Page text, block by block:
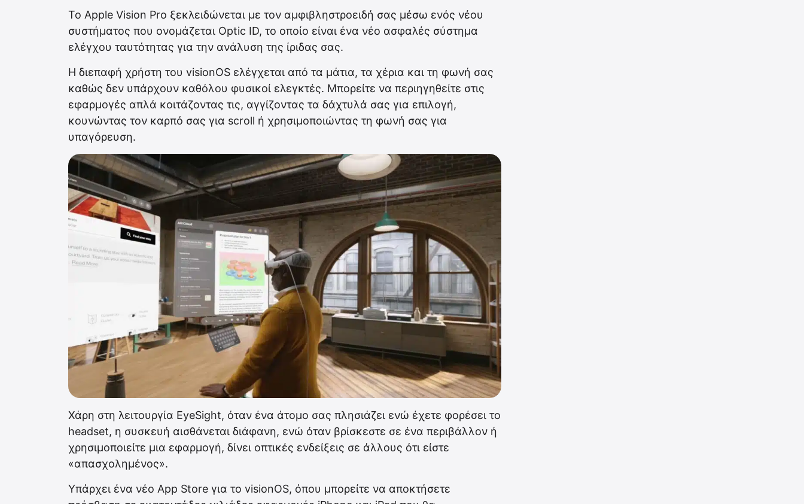
Το Apple Vision Pro ξεκλειδώνεται με τον αμφιβληστροειδή σας μέσω ενός νέου
συστήματος που ονομάζεται Optic ID, το οποίο είναι ένα νέο ασφαλές σύστημα
ελέγχου ταυτότητας για την ανάλυση της ίριδας σας.
Η διεπαφή χρήστη του visionOS ελέγχεται από τα μάτια, τα χέρια και τη φωνή σας
καθώς δεν υπάρχουν καθόλου φυσικοί ελεγκτές. Μπορείτε να περιηγηθείτε στις
εφαρμογές απλά κοιτάζοντας τις, αγγίζοντας τα δάχτυλά σας για επιλογή,
κουνώντας τον καρπό σας για scroll ή χρησιμοποιώντας τη φωνή σας για
υπαγόρευση.
Χάρη στη λειτουργία EyeSight, όταν ένα άτομο σας πλησιάζει ενώ έχετε φορέσει το
headset, η συσκευή αισθάνεται διάφανη, ενώ όταν βρίσκεστε σε ένα περιβάλλον ή
χρησιμοποιείτε μια εφαρμογή, δίνει οπτικές ενδείξεις σε άλλους ότι είστε
«απασχολημένος».
Υπάρχει ένα νέο App Store για το visionOS, όπου μπορείτε να αποκτήσετε